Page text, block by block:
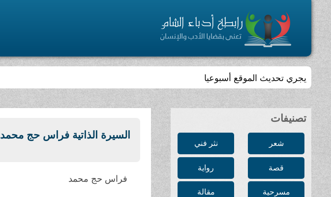
يجري تحديث الموقع أسبوعيا
تصنيفات
شعر نثر فني
قصة رواية
مسرحية مقالة
السيرة الذاتية فراس حج محمد
فراس حج محمد